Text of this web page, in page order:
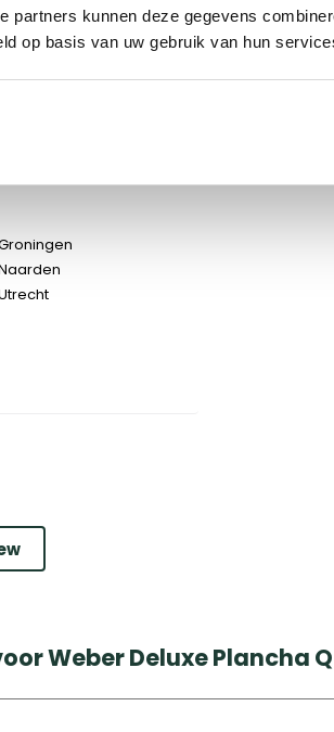
partners kunnen deze gegevens
op basis van uw gebruik van hun
gasbarbecue. Maak bijvoorbeeld
gietijzeren de plancha heel eenvoudig
Weber Deluxe Plancha